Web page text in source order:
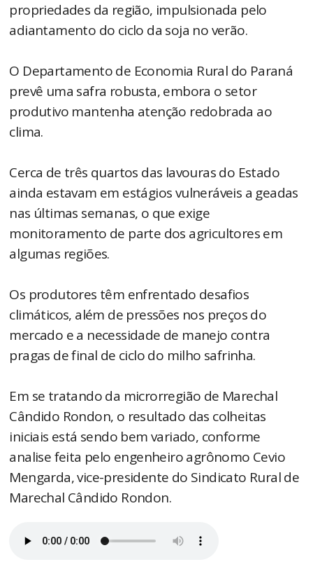
propriedades da região, impulsionada pelo
adiantamento do ciclo da soja no verão.
O Departamento de Economia Rural do Paraná
prevê uma safra robusta, embora o setor
produtivo mantenha atenção redobrada ao
clima.
Cerca de três quartos das lavouras do Estado
ainda estavam em estágios vulneráveis a geadas
nas últimas semanas, o que exige
monitoramento de parte dos agricultores em
algumas regiões.
Os produtores têm enfrentado desafios
climáticos, além de pressões nos preços do
mercado e a necessidade de manejo contra
pragas de final de ciclo do milho safrinha.
Em se tratando da microrregião de Marechal
Cândido Rondon, o resultado das colheitas
iniciais está sendo bem variado, conforme
analise feita pelo engenheiro agrônomo Cevio
Mengarda, vice-presidente do Sindicato Rural de
Marechal Cândido Rondon.